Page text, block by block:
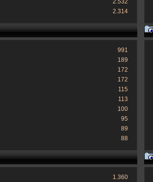
2.532
2.314
991
189
172
172
115
113
100
95
89
88
1.360